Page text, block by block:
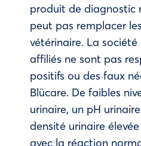
produit de diagnostic
peut pas remplacer
vétérinaire. La
affiliés ne sont pas
positifs ou des faux
Blücare. De faibles
urinaire, un pH
densité urinaire
avec la réaction